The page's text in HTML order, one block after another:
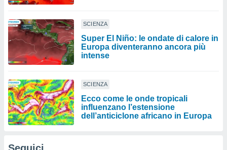
SCIENZA
Super El Niño: le ondate di calore in
Europa diventeranno ancora più
intense
SCIENZA
Ecco come le onde tropicali
influenzano l’estensione
dell’anticiclone africano in Europa